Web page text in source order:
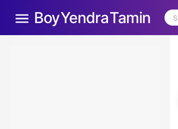
Boy Yendra Tamin